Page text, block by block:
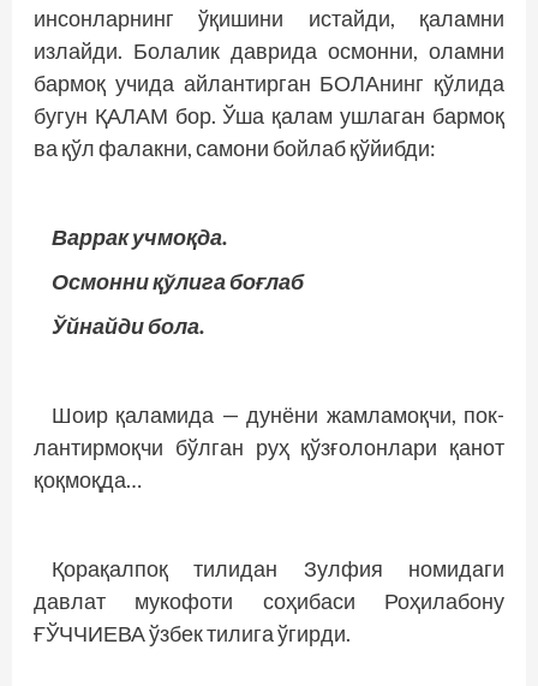
инсонларнинг ўқишини истайди, қаламни
излайди. Болалик даврида осмонни, оламни
бармоқ учида айлантирган БОЛАнинг қўлида
бугун ҚАЛАМ бор. Ўша қалам ушлаган бармоқ
ва қўл фалакни, самони бойлаб қўйибди:
Варрак учмоқда.
Осмонни қўлига боғлаб
Ўйнайди бола.
Шоир қаламида — дунёни жамламоқчи, пок­
лантирмоқчи бўлган руҳ қўзғолонлари қанот
қоқмоқда…
Қорақалпоқ тилидан Зулфия номидаги
давлат мукофоти соҳибаси Роҳилабону
ҒЎЧЧИЕВА ўзбек тилига ўгирди.